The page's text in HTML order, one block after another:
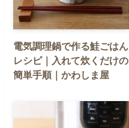
電気調理鍋で作る鮭ごはん
レシピ｜入れて炊くだけの
簡単手順｜かわしま屋